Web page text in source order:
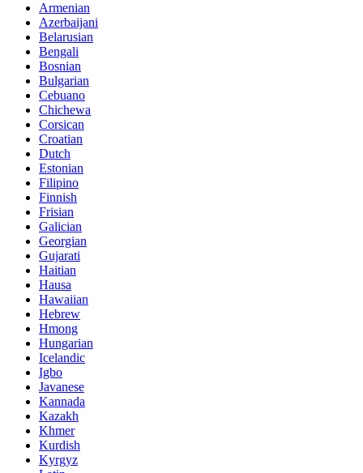
Armenian
Azerbaijani
Belarusian
Bengali
Bosnian
Bulgarian
Cebuano
Chichewa
Corsican
Croatian
Dutch
Estonian
Filipino
Finnish
Frisian
Galician
Georgian
Gujarati
Haitian
Hausa
Hawaiian
Hebrew
Hmong
Hungarian
Icelandic
Igbo
Javanese
Kannada
Kazakh
Khmer
Kurdish
Kyrgyz